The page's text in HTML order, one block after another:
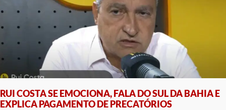
RUI COSTA SE EMOCIONA, FALA DO SUL DA BAHIA E
EXPLICA PAGAMENTO DE PRECATÓRIOS